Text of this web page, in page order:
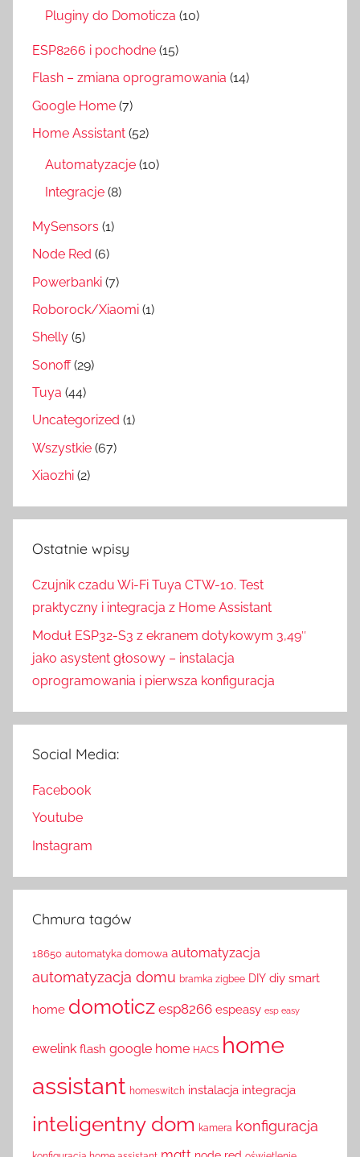
Pluginy do Domoticza (10)
ESP8266 i pochodne (15)
Flash – zmiana oprogramowania (14)
Google Home (7)
Home Assistant (52)
Automatyzacje (10)
Integracje (8)
MySensors (1)
Node Red (6)
Powerbanki (7)
Roborock/Xiaomi (1)
Shelly (5)
Sonoff(29)
Tuya (44)
Uncategorized (1)
Wszystkie (67)
Xiaozhi (2)
Ostatnie wpisy
Czujnik czadu Wi-Fi Tuya CTW-10. Test
praktyczny i integracja z Home Assistant
Moduł ESP32-S3 z ekranem dotykowym 3,49″
jako asystent głosowy – instalacja
oprogramowania i pierwsza konfiguracja
Social Media:
Facebook
Youtube
Instagram
Chmura tagów
18650 automatyka domowa automatyzacja
automatyzacja domu bramka zigbee DIY diy smart
home domoticz esp8266 espeasy esp easy
ewelink flash google home HACS home
assistant homeswitch instalacja integracja
inteligentny dom kamera konfiguracja